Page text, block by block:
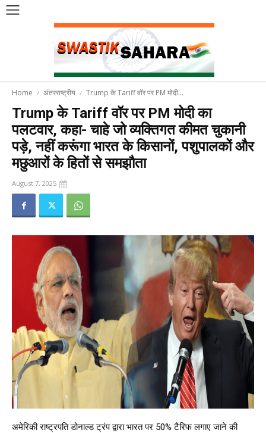
Home अंतरराष्ट्रीय Trump के Tariff वॉर पर PM मोदी...
Trump के Tariff वॉर पर PM मोदी का
पलटवार, कहा- चाहे जो व्यक्तिगत कीमत चुकानी
पड़े, नहीं करूंगा भारत के किसानों, पशुपालकों और
मछुआरों के हितों से समझौता
August 7, 2025
अमेरिकी राष्ट्रपति डोनाल्ड ट्रंप द्वारा भारत पर 50% टैरिफ लगाए जाने की